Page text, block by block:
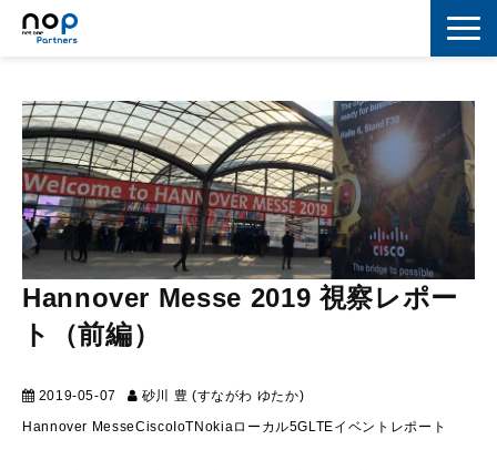
マーケティング
セキュリティ
IoT
コラボレーション
IT用語解説
Hannover Messe 2019 視察レポー
ト（前編）
2019-05-07 砂川 豊 (すながわ ゆたか)
Hannover MesseCiscoIoTNokia ローカル5GLTEイベントレポート